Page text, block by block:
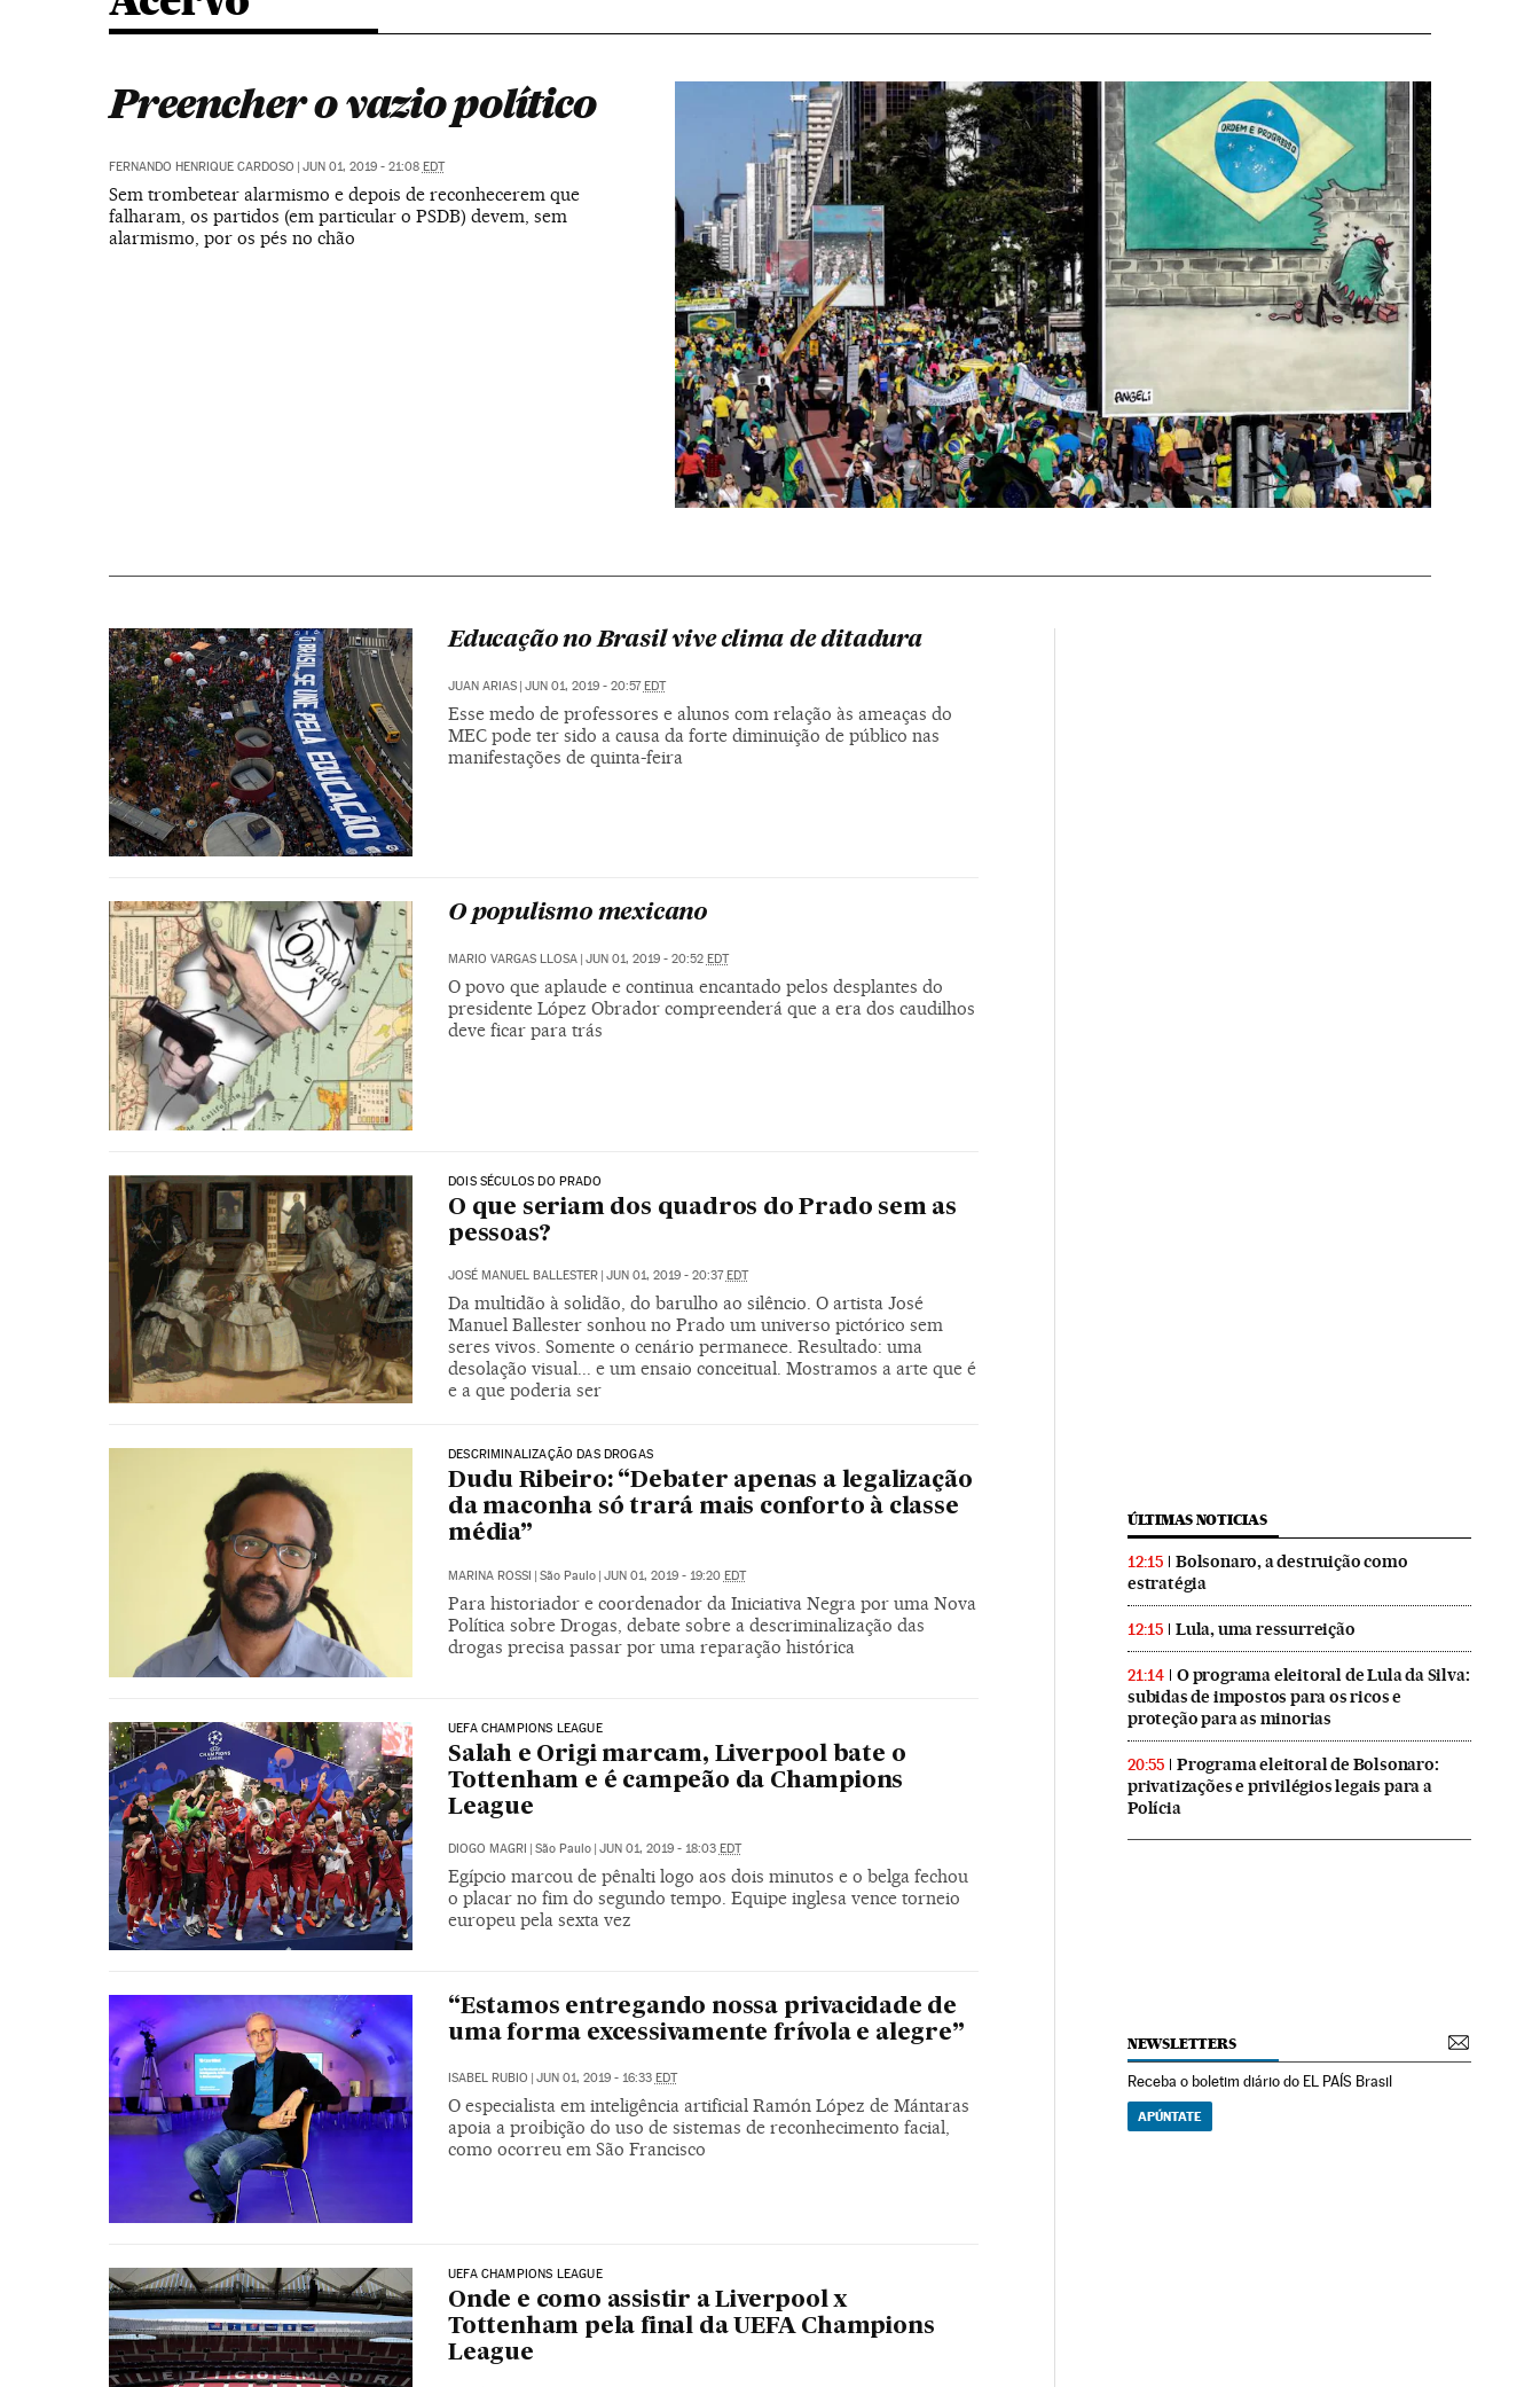
Preencher o vazio político
FERNANDO HENRIQUE CARDOSO | JUN 01, 2019 - 21:08 EDT
Sem trombetear alarmismo e depois de reconhecerem que
falharam, os partidos (em particular o PSDB) devem, sem
alarmismo, por os pés no chão
Educação no Brasil vive clima de ditadura
JUAN ARIAS | JUN 01, 2019 - 20:57EDT
Esse medo de professores e alunos com relação às ameaças do
MEC pode ter sido a causa da forte diminuição de público nas
manifestações de quinta-feira
O populismo mexicano
MARIO VARGAS LLOSA JUN 01, 2019 - 20:52 EDT
O povo que aplaude e continua encantado pelos desplantes do
presidente López Obrador compreenderá que a era dos caudilhos
deve ficar para trás
DOIS SÉCULOS DO PRADO
O que seriam dos quadros do Prado sem as
pessoas?
JOSÉ MANUEL BALLESTER | JUN 01, 2019 - 20:37EDT
Da multidão à solidão, do barulho ao silêncio. O artista José
Manuel Ballester sonhou no Prado um universo pictórico sem
seres vivos. Somente o cenário permanece. Resultado: uma
desolação visual... e um ensaio conceitual. Mostramos a arte que é
e a que poderia ser
DESCRIMINALIZAÇÃO DAS DROGAS
Dudu Ribeiro: “Debater apenas a legalização
da maconha só trará mais conforto à classe
média”
MARINA ROSSI | São Paulo | JUN 01, 2019 - 19:20 EDT
Para historiador e coordenador da Iniciativa Negra por uma Nova
Política sobre Drogas, debate sobre a descriminalização das
drogas precisa passar por uma reparação histórica
UEFA CHAMPIONS LEAGUE
Salah e Origi marcam, Liverpool bate o
Tottenham e é campeão da Champions
League
DIOGO MAGRI São Paulo JUN 01, 2019 - 18:03 EDT
Egípcio marcou de pênalti logo aos dois minutos e o belga fechou
o placar no fim do segundo tempo. Equipe inglesa vence torneio
europeu pela sexta vez
“Estamos entregando nossa privacidade de
uma forma excessivamente frívola e alegre”
ISABEL RUBIO | JUN 01, 2019 - 16:33 EDT
O especialista em inteligência artificial Ramón López de Mántaras
apoia a proibição do uso de sistemas de reconhecimento facial,
como ocorreu em São Francisco
UEFA CHAMPIONS LEAGUE
Onde e como assistir a Liverpool x
Tottenham pela final da UEFA Champions
League
ÚLTIMAS NOTICIAS
12:15
Bolsonaro, a destruição como
estratégia
12:15 Lula, uma ressurreição
21:14
O programa eleitoral de Lula da Silva:
subidas de impostos para os ricos e
proteção para as minorias
20:55
Programa eleitoral de Bolsonaro:
privatizações e privilégios legais para a
Polícia
NEWSLETTERS
Receba o boletim diário do EL PAÍS Brasil
APÚNTATE